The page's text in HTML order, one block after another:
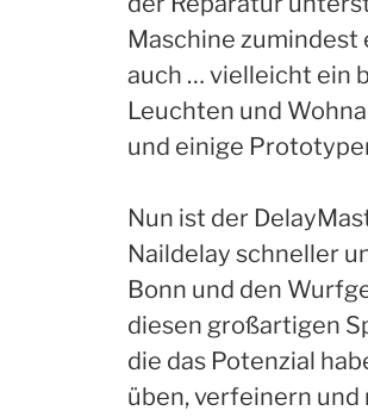
Maschine zumindest
auch … vielleicht ein
Leuchten und
und einige
Nun ist der
Naildelay schneller
Bonn und den
diesen großartigen
die das Potenzial
üben, verfeinern